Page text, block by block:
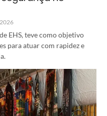
EHS, teve como objetivo
para atuar com rapidez e